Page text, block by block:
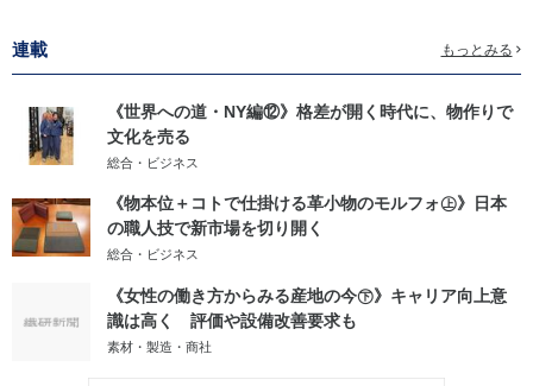
連載 もっとみる
《世界への道・NY編⑫》格差が開く時代に、物作りで
文化を売る
総合・ビジネス
《物本位＋コトで仕掛ける革小物のモルフォ㊤》日本
の職人技で新市場を切り開く
総合・ビジネス
《女性の働き方からみる産地の今㊦》キャリア向上意
識は高く 評価や設備改善要求も
素材・製造・商社